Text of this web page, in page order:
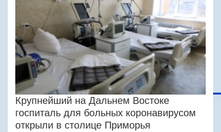
Крупнейший на Дальнем Востоке
госпиталь для больных коронавирусом
открыли в столице Приморья